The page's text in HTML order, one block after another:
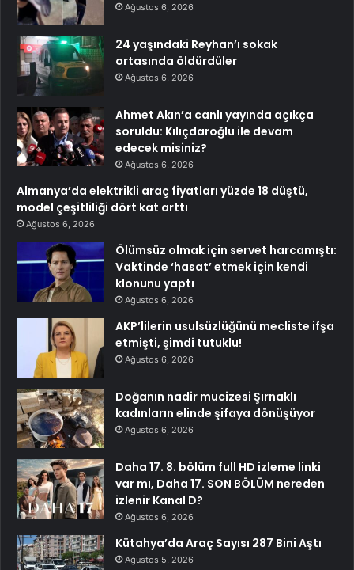
Ağustos 6, 2026
24 yaşındaki Reyhan’ı sokak
ortasında öldürdüler
Ağustos 6, 2026
Ahmet Akın’a canlı yayında açıkça
soruldu: Kılıçdaroğlu ile devam
edecek misiniz?
Ağustos 6, 2026
Almanya’da elektrikli araç fiyatları yüzde 18 düştü,
model çeşitliliği dört kat arttı
Ağustos 6, 2026
Ölümsüz olmak için servet harcamıştı:
Vaktinde ‘hasat’ etmek için kendi
klonunu yaptı
Ağustos 6, 2026
AKP’lilerin usulsüzlüğünü mecliste ifşa
etmişti, şimdi tutuklu!
Ağustos 6, 2026
Doğanın nadir mucizesi Şırnaklı
kadınların elinde şifaya dönüşüyor
Ağustos 6, 2026
Daha 17. 8. bölüm full HD izleme linki
var mı, Daha 17. SON BÖLÜM nereden
izlenir Kanal D?
Ağustos 6, 2026
Kütahya’da Araç Sayısı 287 Bini Aştı
Ağustos 5, 2026